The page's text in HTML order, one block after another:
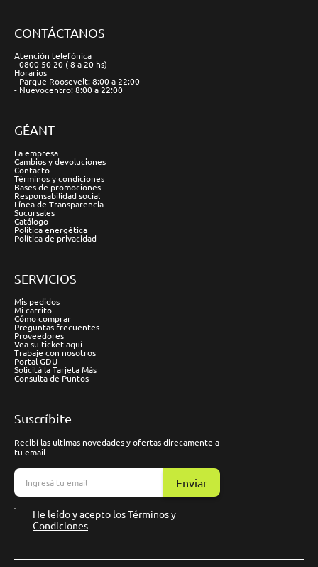
CONTÁCTANOS
Atención telefónica
- 0800 50 20 ( 8 a 20 hs)
Horarios
- Parque Roosevelt: 8:00 a 22:00
- Nuevocentro: 8:00 a 22:00
GÉANT
La empresa
Cambios y devoluciones
Contacto
Términos y condiciones
Bases de promociones
Responsabilidad social
Línea de Transparencia
Sucursales
Catálogo
Política energética
Política de privacidad
SERVICIOS
Mis pedidos
Mi carrito
Cómo comprar
Preguntas frecuentes
Proveedores
Vea su ticket aquí
Trabaje con nosotros
Portal GDU
Solicitá la Tarjeta Más
Consulta de Puntos
Suscríbite
Recibí las ultimas novedades y ofertas direcamente a
tu email
Enviar
He leído y acepto losTérminos y
Condiciones